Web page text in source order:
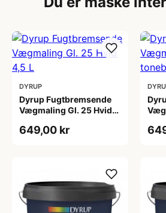
DYRUP
Dyrup Fugtbremsende
Vægmaling Gl. 25 Hvid
649,00 kr